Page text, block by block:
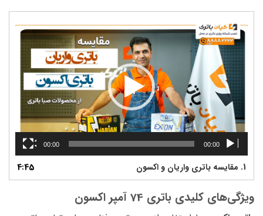
نمایشگر
ویدیو
00:00
00:00
1. مقایسه باتری واریان و اکسون 4:45
ویژگی‌های کلیدی باتری 74 آمپر اکسون